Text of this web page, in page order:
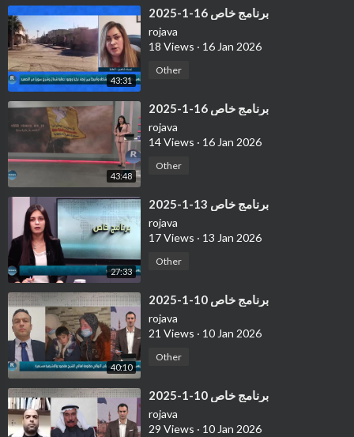
43:31
⁣برنامج خاص 16-1-2025
rojava
18 Views · 16 Jan 2026
Other
43:48
⁣برنامج خاص 16-1-2025
rojava
14 Views · 16 Jan 2026
Other
27:33
⁣برنامج خاص 13-1-2025
rojava
17 Views · 13 Jan 2026
Other
40:10
⁣برنامج خاص 10-1-2025
rojava
21 Views · 10 Jan 2026
Other
⁣برنامج خاص 10-1-2025
rojava
29 Views · 10 Jan 2026